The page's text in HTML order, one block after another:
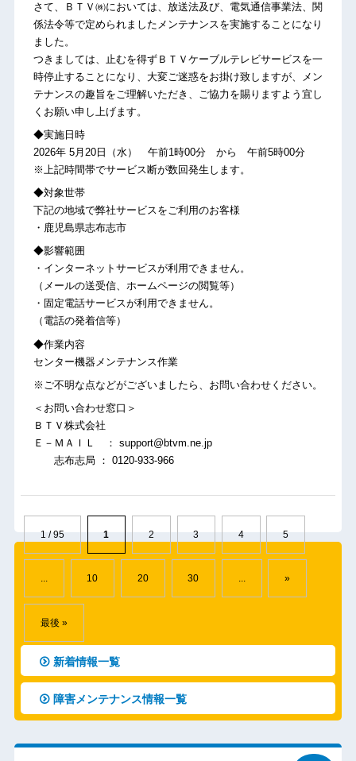
さて、ＢＴＶ㈱においては、放送法及び、電気通信事業法、関
係法令等で定められましたメンテナンスを実施することになり
ました。
つきましては、止むを得ずＢＴＶケーブルテレビサービスを一
時停止することになり、大変ご迷惑をお掛け致しますが、メン
テナンスの趣旨をご理解いただき、ご協力を賜りますよう宜し
くお願い申し上げます。
◆実施日時
2026年 5月20日（水） 午前1時00分 から 午前5時00分
※上記時間帯でサービス断が数回発生します。
◆対象世帯
下記の地域で弊社サービスをご利用のお客様
・鹿児島県志布志市
◆影響範囲
・インターネットサービスが利用できません。
（メールの送受信、ホームページの閲覧等）
・固定電話サービスが利用できません。
（電話の発着信等）
◆作業内容
センター機器メンテナンス作業
※ご不明な点などがございましたら、お問い合わせください。
＜お問い合わせ窓口＞
ＢＴＶ株式会社
Ｅ－ＭＡＩＬ ： support@btvm.ne.jp
志布志局 ： 0120-933-966
1 / 95 1 2 3 4 5
... 10 20 30 ... »
最後 »
新着情報一覧
障害メンテナンス情報一覧